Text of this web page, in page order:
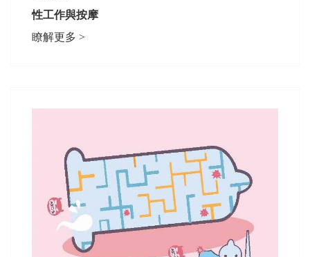
性工作與按摩
瞭解更多 >